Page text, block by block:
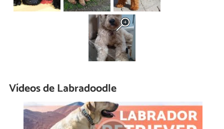
Vídeos de Labradoodle